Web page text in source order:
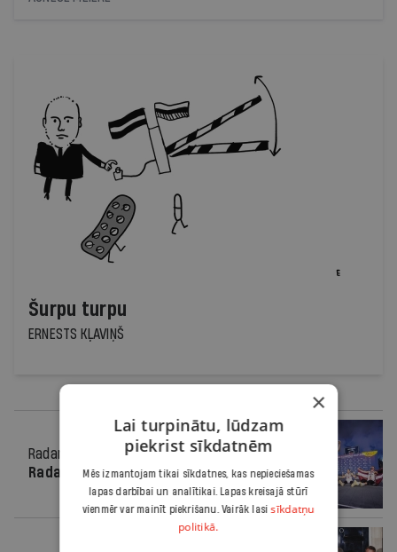
Šurpu turpu
ERNESTS KĻAVIŅŠ
Radars
11.06.2026.
Radars Latvijā
×
Lai turpinātu, lūdzam
piekrist sīkdatnēm
Mēs izmantojam tikai sīkdatnes, kas nepieciešamas
lapas darbībai un analītikai. Lapas kreisajā stūrī
vienmēr var mainīt piekrišanu. Vairāk lasisīkdatņu
politikā.